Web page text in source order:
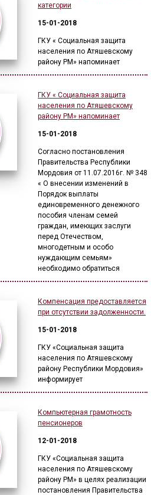
категории
15-01-2018
ГКУ « Социальная защита
населения по Атяшевскому
району РМ» напоминает
ГКУ « Социальная защита
населения по Атяшевскому
району РМ» напоминает
15-01-2018
Согласно постановления
Правительства Республики
Мордовия от 11.07.2016г. № 348
« О внесении изменений в
Порядок выплаты
единовременного денежного
пособия членам семей
граждан, имеющих заслуги
перед Отечеством,
многодетным и особо
нуждающим семьям»
необходимо обратиться
Компенсация предоставляется
при отсутствии задолженности.
15-01-2018
ГКУ «Социальная защита
населения по Атяшевскому
району Республики Мордовия»
информирует
Компьютерная грамотность
пенсионеров
12-01-2018
ГКУ «Социальная защита
населения по Атяшевскому
району РМ» в целях реализации
постановления Правительства